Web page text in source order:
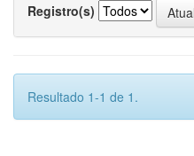
Registro(s)
Resultado 1-1 de 1.